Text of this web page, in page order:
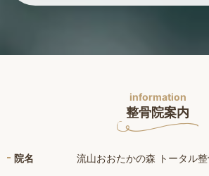
information
整骨院案内
院名 流山おおたかの森 トータル